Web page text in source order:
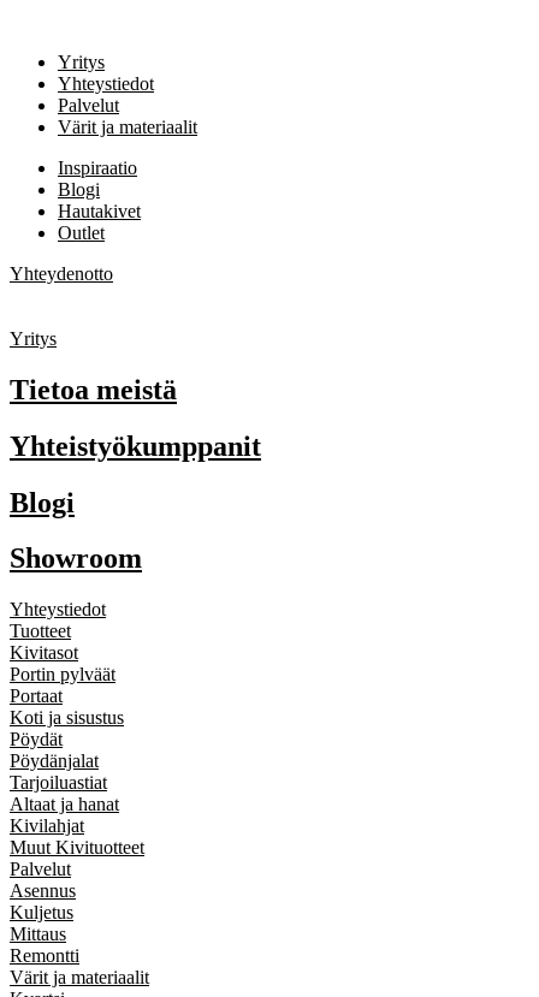
Yritys
Yhteystiedot
Palvelut
Värit ja materiaalit
Inspiraatio
Blogi
Hautakivet
Outlet
Yhteydenotto
Yritys
Tietoa meistä
Yhteistyökumppanit
Blogi
Showroom
Yhteystiedot
Tuotteet
Kivitasot
Portin pylväät
Portaat
Koti ja sisustus
Pöydät
Pöydänjalat
Tarjoiluastiat
Altaat ja hanat
Kivilahjat
Muut Kivituotteet
Palvelut
Asennus
Kuljetus
Mittaus
Remontti
Värit ja materiaalit